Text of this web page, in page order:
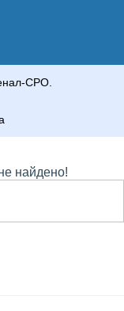
СРО.
найдено!